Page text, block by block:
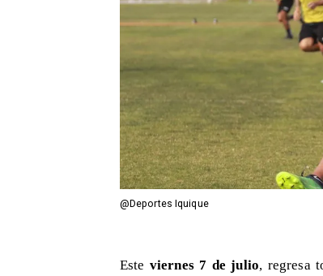
@Deportes Iquique
Este viernes 7 de julio, regresa